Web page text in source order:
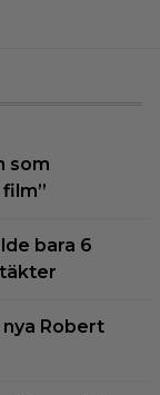
som
bara 6
nya Robert